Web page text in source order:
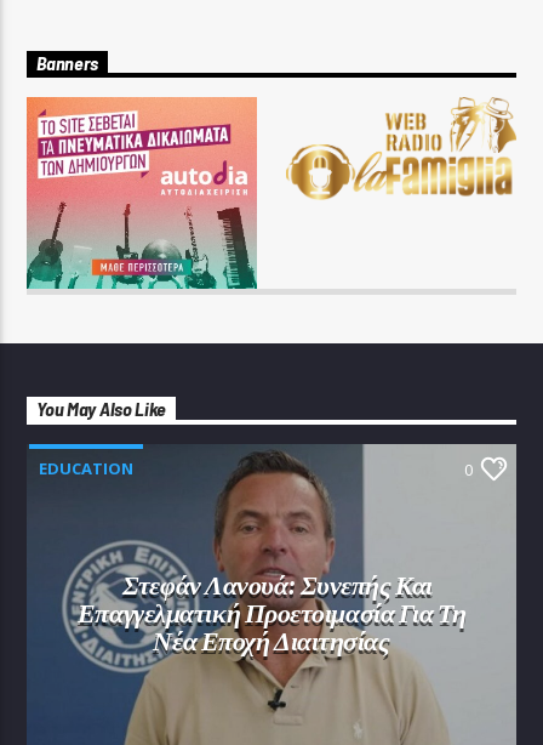
Banners
You May Also Like
EDUCATION 0
Στεφάν Λανουά: Συνεπής Και
Επαγγελματική Προετοιμασία Για Τη
Νέα Εποχή Διαιτησίας